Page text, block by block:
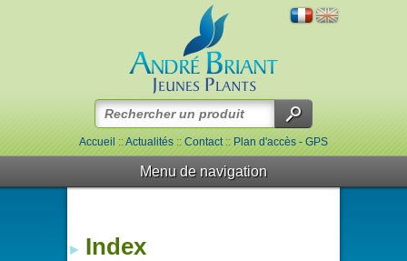
Accueil::Actualités::Contact::Plan d'accès - GPS
Menu de navigation
Index